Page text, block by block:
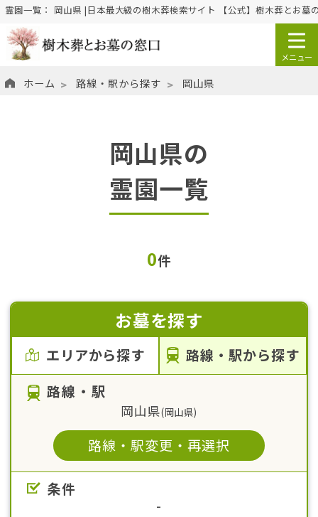
霊園一覧： 岡山県 |日本最大級の樹木葬検索サイト 【公式】樹木葬とお墓
ホーム 路線・駅から探す 岡山県
岡山県の
霊園一覧
0件
お墓を探す
エリアから探す
路線・駅から探す
路線・駅
岡山県(岡山県)
路線・駅変更・再選択
条件
-